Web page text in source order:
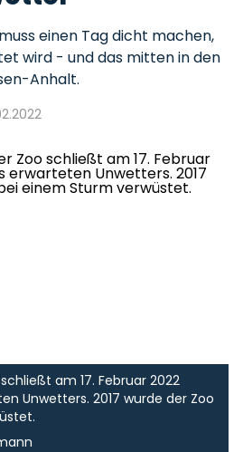
einen Tag dicht machen,
wird - und das mitten in den
Anhalt.
am 17. Februar 2022
Unwetters. 2017 wurde der Zoo